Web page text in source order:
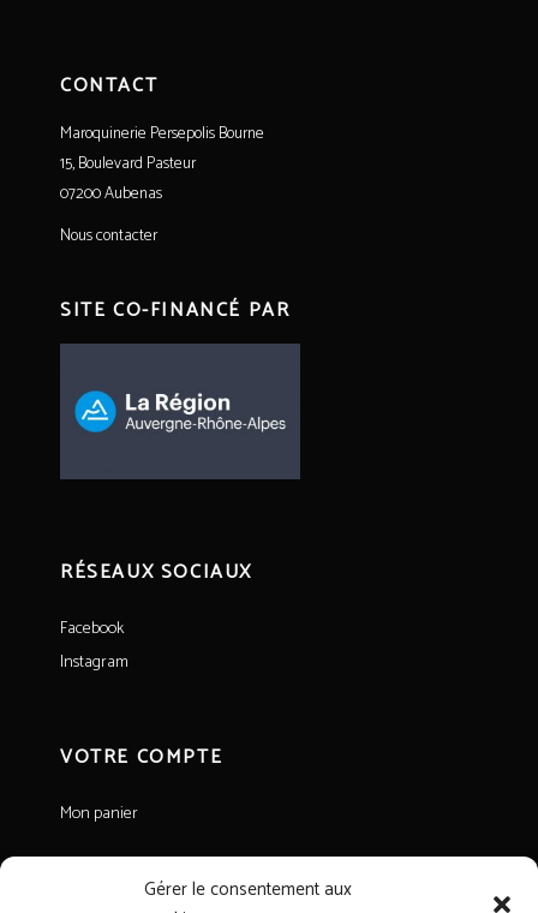
Gérer le consentement aux
CONTACT
Maroquinerie Persepolis Bourne
15, Boulevard Pasteur
07200 Aubenas
Nous contacter
SITE CO-FINANCÉ PAR
RÉSEAUX SOCIAUX
Facebook
Instagram
VOTRE COMPTE
Mon panier